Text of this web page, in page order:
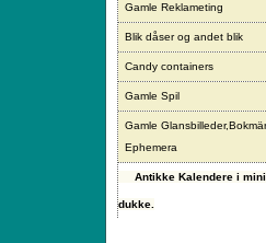
Gamle Reklameting
Blik dåser og andet blik
Candy containers
Gamle Spil
Gamle
Ephemera
Antikke Kalendere i
dukke.